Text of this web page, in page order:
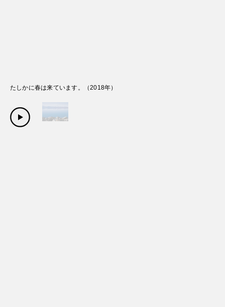
たしかに春は来ています。 （2018年）